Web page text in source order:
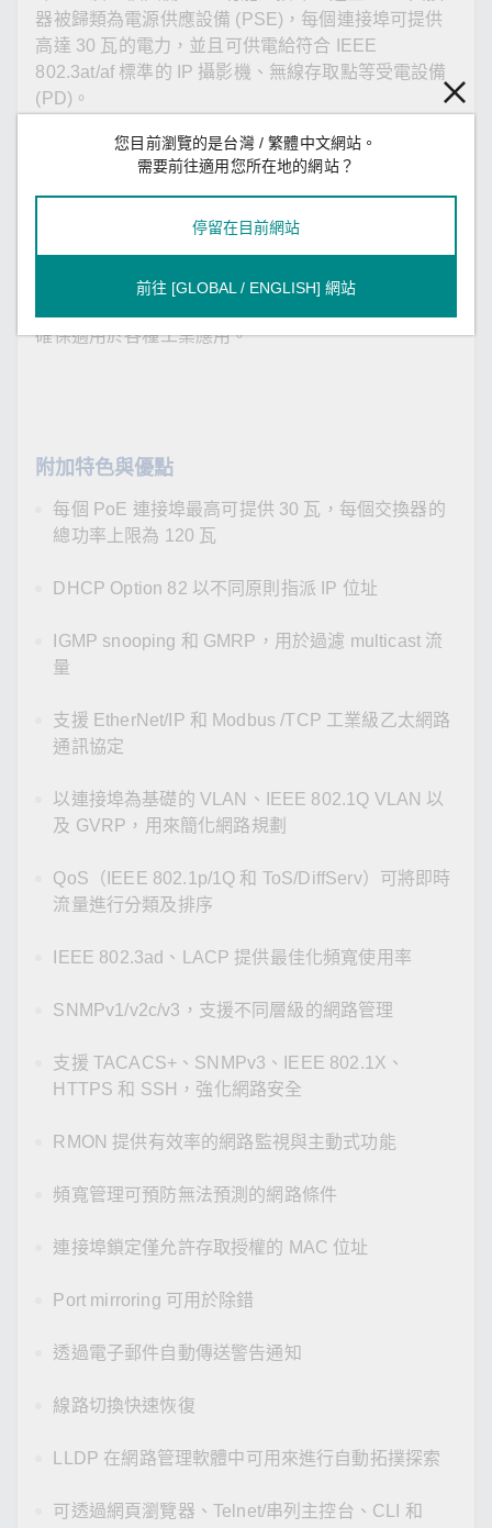
器被歸類為電源供應設備 (PSE)，每個連接埠可提供
高達 30 瓦的電力，並且可供電給符合 IEEE
802.3at/af 標準的 IP 攝影機、無線存取點等受電設備
(PD)。
TN-G4500 系列結合了 24 至 110 VDC 的寬電源輸入
範圍，讓您可以在全球各地使用相同類型的電源，並
採用隔離式雙電源輸入設計，可提高通訊系統的可靠
性。此外，-40 到 70°C 的寬廣操作溫度範圍，讓此設
備適合在嚴峻環境中應用。TN-G4500 系列符合 EN
50155 標準的必要部分，涵蓋操作溫度、電源輸入電
確保適用於各種工業應用。
附加特色與優點
每個 PoE 連接埠最高可提供 30 瓦，每個交換器的
總功率上限為 120 瓦
DHCP Option 82 以不同原則指派 IP 位址
IGMP snooping 和 GMRP，用於過濾 multicast 流
量
支援 EtherNet/IP 和 Modbus /TCP 工業級乙太網路
通訊協定
以連接埠為基礎的 VLAN、IEEE 802.1Q VLAN 以
及 GVRP，用來簡化網路規劃
QoS（IEEE 802.1p/1Q 和 ToS/DiffServ）可將即時
流量進行分類及排序
IEEE 802.3ad、LACP 提供最佳化頻寬使用率
SNMPv1/v2c/v3，支援不同層級的網路管理
支援 TACACS+、SNMPv3、IEEE 802.1X、
HTTPS 和 SSH，強化網路安全
RMON 提供有效率的網路監視與主動式功能
頻寬管理可預防無法預測的網路條件
連接埠鎖定僅允許存取授權的 MAC 位址
Port mirroring 可用於除錯
透過電子郵件自動傳送警告通知
線路切換快速恢復
LLDP 在網路管理軟體中可用來進行自動拓撲探索
可透過網頁瀏覽器、Telnet/串列主控台、CLI 和
您目前瀏覽的是台灣 / 繁體中文網站。
需要前往適用您所在地的網站？
停留在目前網站
前往 [GLOBAL / ENGLISH] 網站